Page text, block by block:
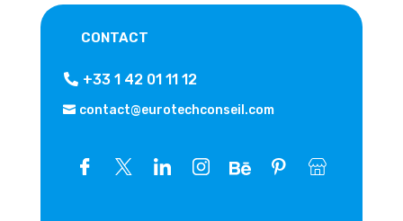
CONTACT
+33 1 42 01 11 12
contact@eurotechconseil.com